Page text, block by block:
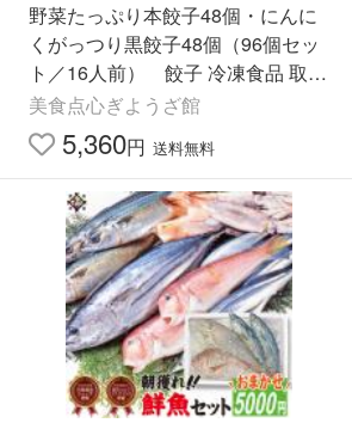
野菜たっぷり本餃子48個・にんに
くがっつり黒餃子48個（96個セッ
ト／16人前） 餃子 冷凍食品 取り
寄せ 点心 業務用 出来立て メガ盛
り ぎょうざ 爆買
美食点心ぎようざ館
5,360円 送料無料